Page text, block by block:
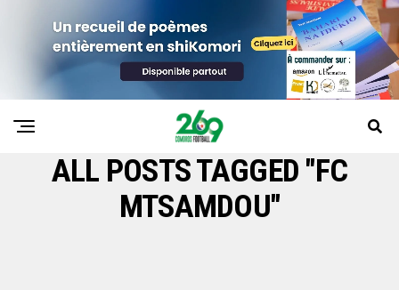
ALL POSTS TAGGED "FC
MTSAMDOU"